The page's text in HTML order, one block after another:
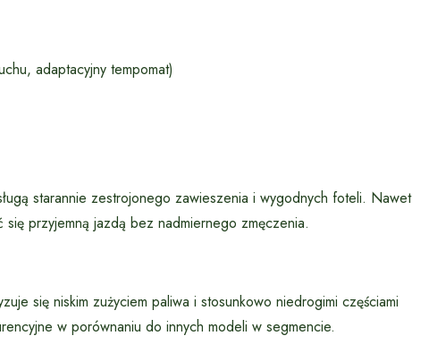
adaptacyjny tempomat)
starannie zestrojonego zawieszenia i wygodnych foteli. Nawet
przyjemną jazdą bez nadmiernego zmęczenia.
się niskim zużyciem paliwa i stosunkowo niedrogimi częściami
w porównaniu do innych modeli w segmencie.